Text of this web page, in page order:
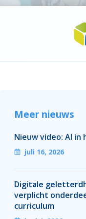
Meer nieuws
Nieuw video: AI in
juli 16, 2026
Digitale
verplicht
curriculum